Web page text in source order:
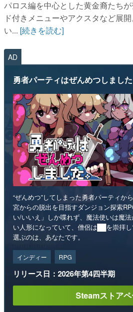
パロス編を中心とした黄金裔たち
ド付きメニューやアクスタなど展
い... [続きを読む]
AD
勇者パーティはぜんめつしました
“ぜんめつ”してしまった勇者パーティか
宮からの脱出を目指すダンジョン探索
い/いいえ」しか喋れず、魔法使いは魔
い人形になっていて、僧侶は██を崇拝
選ぶのは、あなたです。
インディー RPG
リリース日：2026年第4四半期
Steamストア